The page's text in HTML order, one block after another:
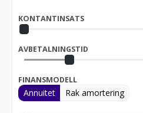
Därför ska du välja Riddermark
* Störst i Sverige på
* Erbjuder hemleverans i hela
* 14 dagars helförsäkring via
* Våra bilar är testade på över
* Kvalitetssäkrade bilar
KONTANTINSATS
AVBETALNINGSTID
FINANSMODELL
Annuitet Rak amortering